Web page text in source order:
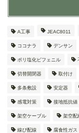
A工事 JEAC8011
ココナラ デンサン
ポリ塩化ビフェニル
切替開閉器 取付け
多条敷設 安定器
感電対策 接地抵抗
架空ケーブル 架空配
線ぴ配線 腐食性ガス